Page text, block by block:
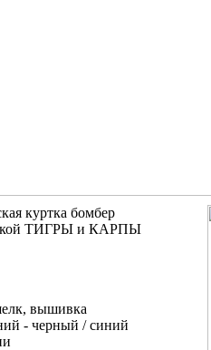
куртка бомбер
ТИГРЫ и КАРПЫ
вышивка
- черный / синий